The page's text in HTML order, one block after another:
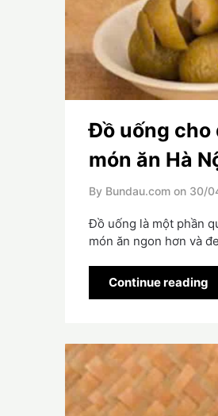
Đồ uống cho
món ăn Hà
By Bundau.com on 30/
Đồ uống là một phần
món ăn ngon hơn và
Continue reading